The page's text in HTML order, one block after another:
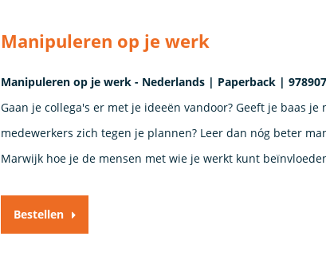
Manipuleren op je werk
Manipuleren op je werk - Nederlands | Paperback |
Gaan je collega's er met je ideeën vandoor? Geeft je baas
medewerkers zich tegen je plannen? Leer dan nóg beter
Marwijk hoe je de mensen met wie je werkt kunt
Bestellen